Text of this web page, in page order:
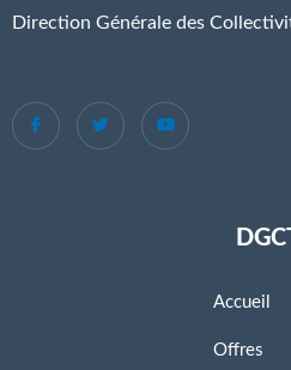
Direction Générale des
Accueil
Offres